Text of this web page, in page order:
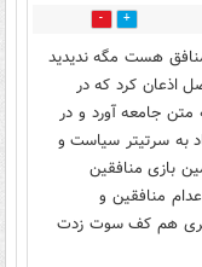
7
هست مگه ندیدید
اذعان کرد که در
به متن جامعه آورد و در
شیاد به سرتیتر سیاست و
بازی منافقین
منافقین و
هم کف سوت زدت